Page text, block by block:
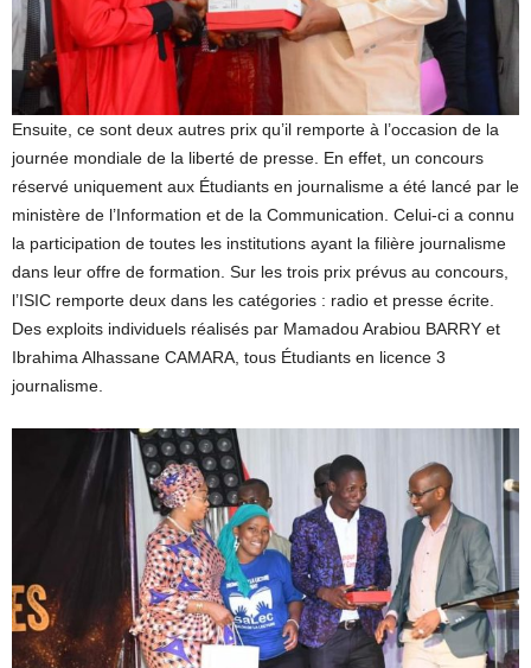
Ensuite, ce sont deux autres prix qu’il remporte à l’occasion de la
journée mondiale de la liberté de presse. En effet, un concours
réservé uniquement aux Étudiants en journalisme a été lancé par le
ministère de l’Information et de la Communication. Celui-ci a connu
la participation de toutes les institutions ayant la filière journalisme
dans leur offre de formation. Sur les trois prix prévus au concours,
l’ISIC remporte deux dans les catégories : radio et presse écrite.
Des exploits individuels réalisés par Mamadou Arabiou BARRY et
Ibrahima Alhassane CAMARA, tous Étudiants en licence 3
journalisme.